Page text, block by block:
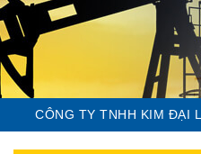
TY TNHH KIM ĐẠI LONG